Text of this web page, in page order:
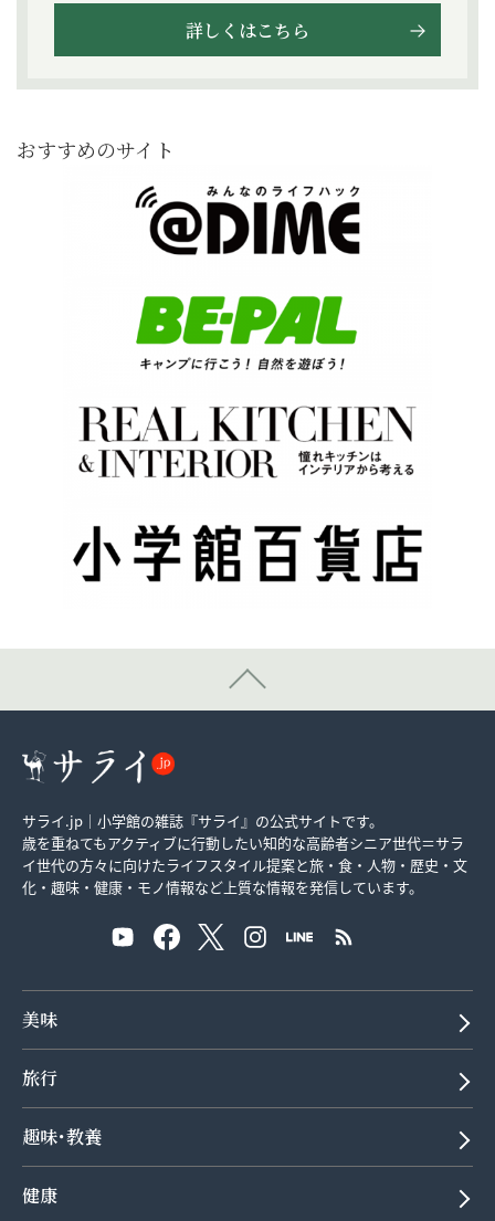
詳しくはこちら
おすすめのサイト
サライ.jp｜小学館の雑誌『サライ』の公式サイトです。
歳を重ねてもアクティブに行動したい知的な高齢者シニア世代＝サラ
イ世代の方々に向けたライフスタイル提案と旅・食・人物・歴史・文
化・趣味・健康・モノ情報など上質な情報を発信しています。
美味
旅行
趣味･教養
健康